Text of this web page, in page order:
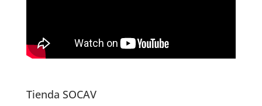
Tienda SOCAV